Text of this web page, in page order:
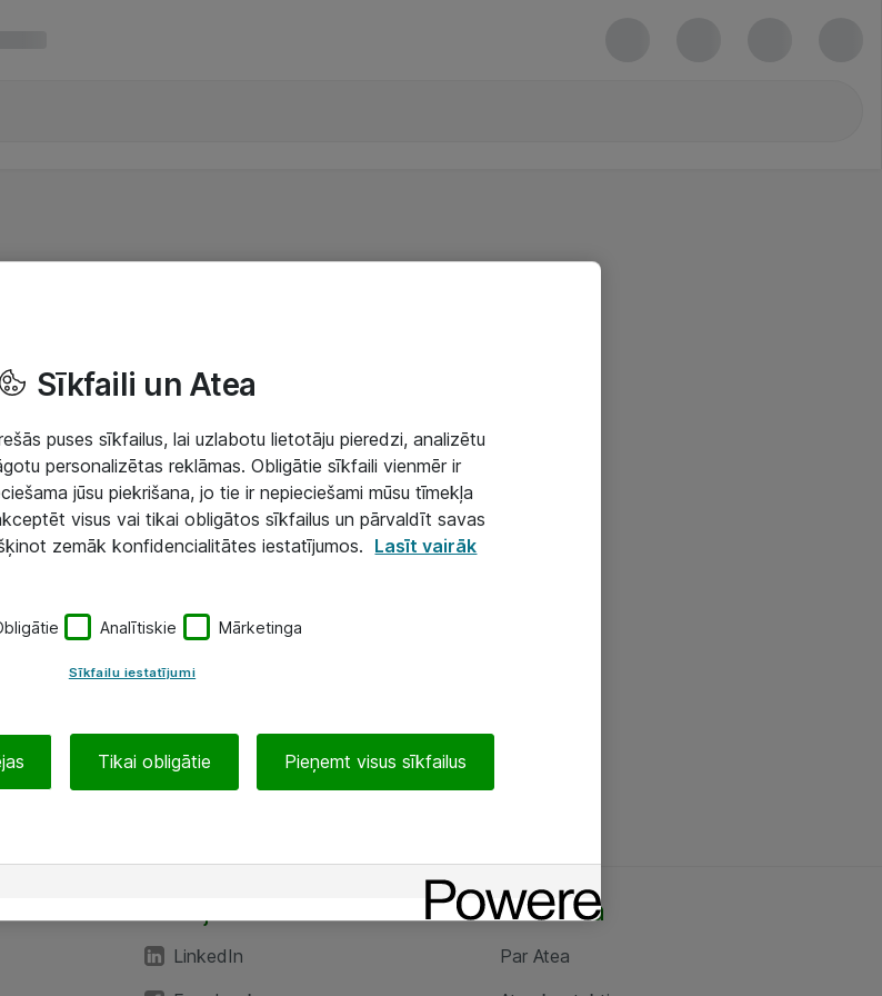
LinkedIn
Par Atea
Par Atea
Sīkfaili un Atea
puses sīkfailus, lai uzlabotu lietotāju pieredzi, analizētu
personalizētas reklāmas. Obligātie sīkfaili vienmēr ir
jūsu piekrišana, jo tie ir nepieciešami mūsu tīmekļa
visus vai tikai obligātos sīkfailus un pārvaldīt savas
zemāk konfidencialitātes iestatījumos.
Lasīt vairāk
Analītiskie Mārketinga
Sīkfailu iestatījumi
Tikai obligātie Pieņemt visus sīkfailus